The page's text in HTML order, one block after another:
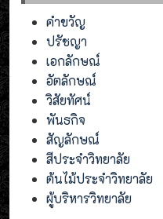
คำขวัญ
ปรัชญา
เอกลักษณ์
อัตลักษณ์
วิสัยทัศน์
พันธกิจ
สัญลักษณ์
สีประจำวิทยาลัย
ต้นไม้ประจำวิทยาลัย
ผู้บริหารวิทยาลัย